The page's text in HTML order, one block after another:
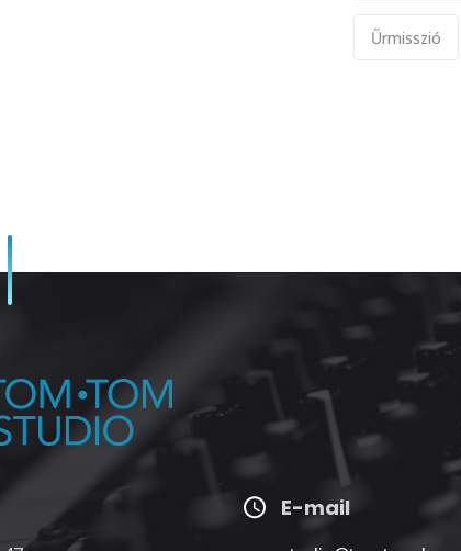
Űrmisszió
E-mail